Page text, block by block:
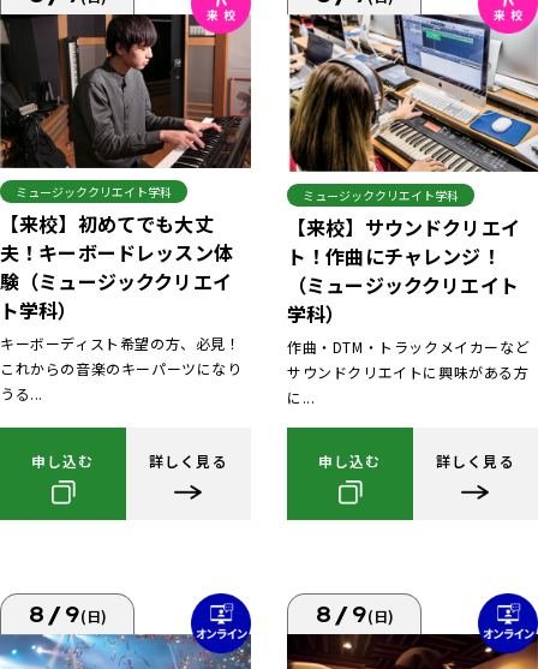
ミュージッククリエイト学科
【来校】初めてでも大丈
夫！キーボードレッスン体
験（ミュージッククリエイ
ト学科）
キーボーディスト希望の方、必見！
これからの音楽のキーパーツになり
うる...
申し込む 詳しく見る
ミュージッククリエイト学科
【来校】サウンドクリエイ
ト！作曲にチャレンジ！
（ミュージッククリエイト
学科）
作曲・DTM・トラックメイカーなど
サウンドクリエイトに興味がある方
に...
申し込む 詳しく見る
8/9(日) 8/9(日)